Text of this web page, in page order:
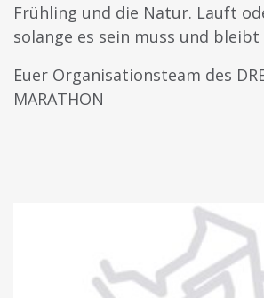
Frühling und die Natur. Lauft
solange es sein muss und bleibt
Euer Organisationsteam des
MARATHON